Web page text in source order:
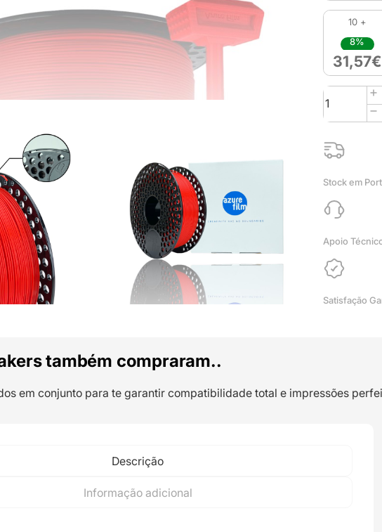
10 +
8%
31,57€
Quantidade
de
PLA
1kg
Strongman
-
Azurefilm
Stock em
Apoio
Satisfação
também compraram..
em conjunto para te garantir compatibilidade total e impressões
Descrição
Informação adicional